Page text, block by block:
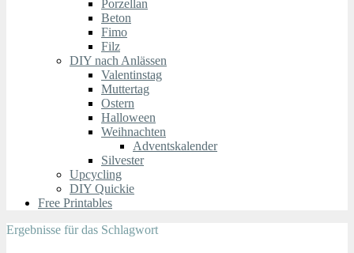
Porzellan
Beton
Fimo
Filz
DIY nach Anlässen
Valentinstag
Muttertag
Ostern
Halloween
Weihnachten
Adventskalender
Silvester
Upcycling
DIY Quickie
Free Printables
Ergebnisse für das Schlagwort